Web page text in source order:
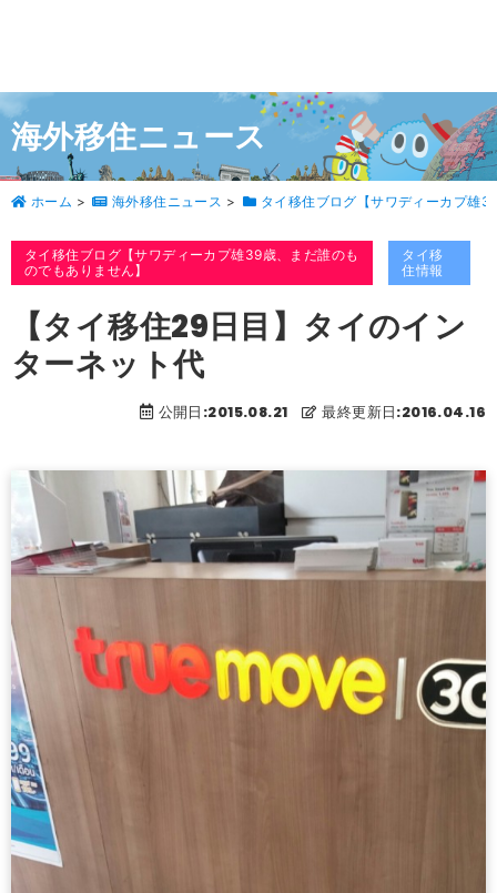
海外移住ニュース
ホーム > 海外移住ニュース > タイ移住ブログ【サワディーカプ雄
タイ移住ブログ【サワディーカプ雄39歳、まだ誰のも
のでもありません】
タイ移
住情報
【タイ移住29日目】タイのイン
ターネット代
公開日:2015.08.21 最終更新日:2016.04.16